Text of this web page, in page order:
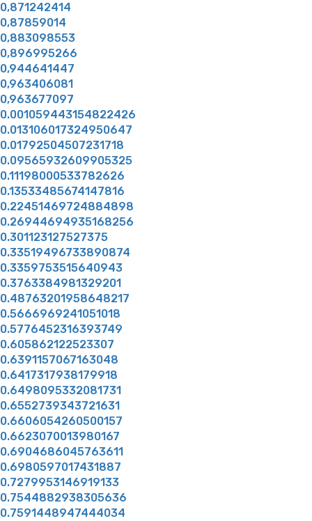
0,871242414
0,87859014
0,883098553
0,896995266
0,944641447
0,963406081
0,963677097
0.001059443154822426
0.013106017324950647
0.01792504507231718
0.09565932609905325
0.11198000533782626
0.13533485674147816
0.22451469724884898
0.26944694935168256
0.301123127527375
0.33519496733890874
0.3359753515640943
0.3763384981329201
0.48763201958648217
0.5666969241051018
0.5776452316393749
0.605862122523307
0.6391157067163048
0.6417317938179918
0.6498095332081731
0.6552739343721631
0.6606054260500157
0.6623070013980167
0.6904686045763611
0.6980597017431887
0.7279953146919133
0.7544882938305636
0.7591448947444034